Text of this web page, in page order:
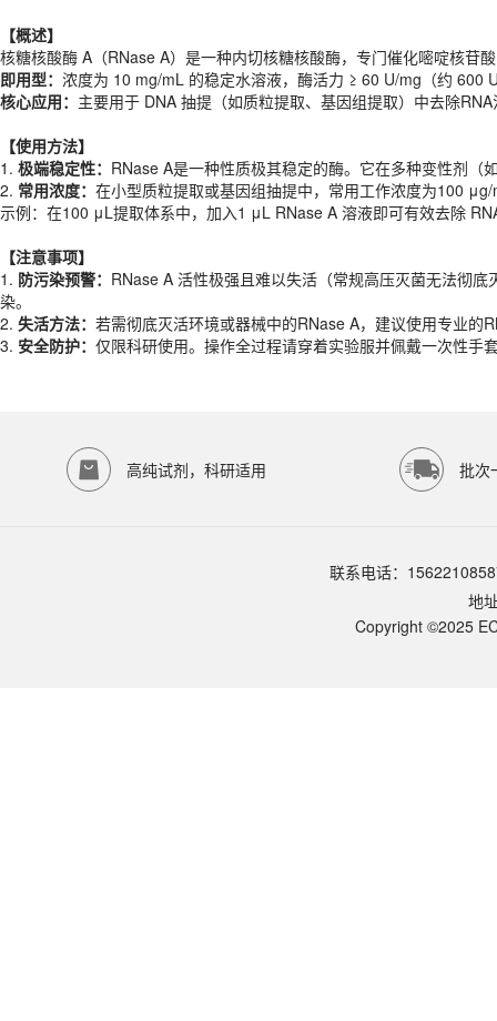
即用型：
核心应用： 主要用于 DNA 抽提（如质粒提取、基因组提取）中去除
【使用方法 】
2.常用浓度：
示例：在100 μL提取体系中，加入1 μL RNase A 溶液即可有效去除
【注意事项】
防污染预警：
RNase A 活性极强且难以失活（常规高压灭菌无法彻
2.失活方法：
3. 安全防护：仅限科研使用。操作全过程请穿着实验服并佩戴一次性手
产品规格
货期
现货
规格
1ml、1ml×5管
-20℃保存
RNA 实验环境污染 RNase A（极易污染 RNase-free 实验区）；②
【概述】
核糖核酸酶 A（RNase A）是一种内切核糖核酸酶，专门催化嘧啶核苷
即用型： 浓度为 10 mg/mL 的稳定水溶液，酶活力 ≥ 60 U/mg（约 600
核心应用： 主要用于 DNA 抽提（如质粒提取、基因组提取）中去除
【使用方法】
1. 极端稳定性： RNase A是一种性质极其稳定的酶。它在多种变性剂（
2. 常用浓度： 在小型质粒提取或基因组抽提中，常用工作浓度为100
示例：在100 μL提取体系中，加入1 μL RNase A 溶液即可有效去除
【注意事项】
1. 防污染预警： RNase A 活性极强且难以失活（常规高压灭菌无法彻
染。
2. 失活方法： 若需彻底灭活环境或器械中的RNase A，建议使用专业的
3. 安全防护： 仅限科研使用。操作全过程请穿着实验服并佩戴一次性手
高纯试剂，科研适用 批次
联系电话：
地
Copyright ©2025